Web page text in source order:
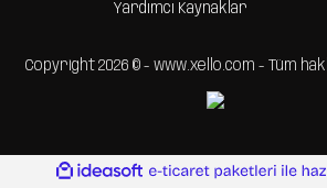
Yardımcı Kaynaklar
Copyright 2026 © - www.xello.com - Tüm
ideasoft
e-